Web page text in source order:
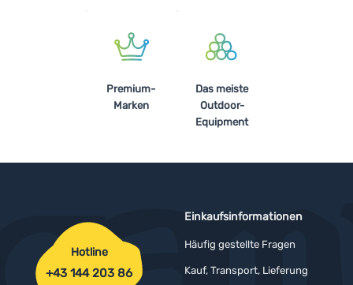
Premium-
Marken
Das meiste
Outdoor-
Equipment
Einkaufsinformationen
Häufig gestellte Fragen
Kauf, Transport, Lieferung
Hotline
+43 144 203 86